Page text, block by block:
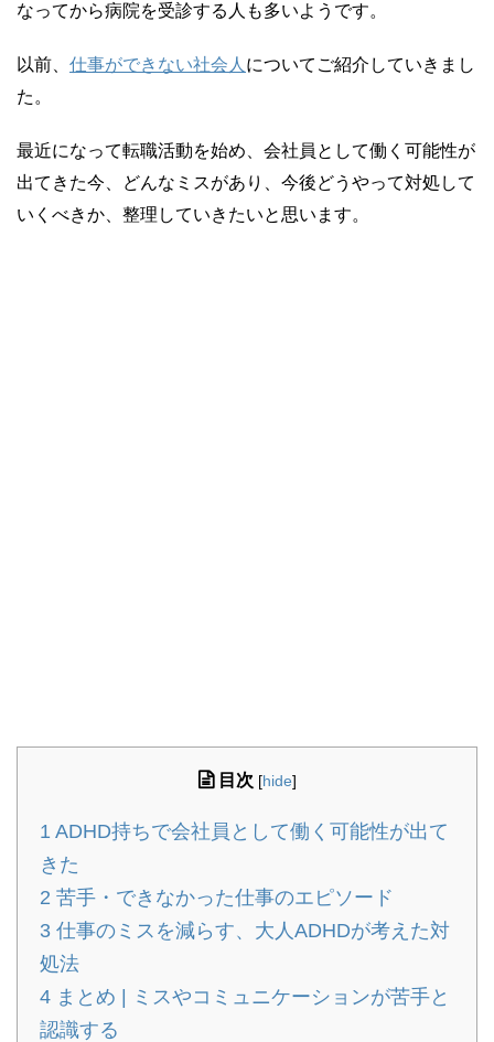
なってから病院を受診する人も多いようです。
以前、 仕事ができない社会人 についてご紹介していきまし
た。
最近になって転職活動を始め、会社員として働く可能性が
出てきた今、どんなミスがあり、今後どうやって対処して
いくべきか、整理していきたいと思います。
目次 [hide]
1 ADHD持ちで会社員として働く可能性が出て
きた
2 苦手・できなかった仕事のエピソード
3 仕事のミスを減らす、大人ADHDが考えた対
処法
4 まとめ | ミスやコミュニケーションが苦手と
認識する